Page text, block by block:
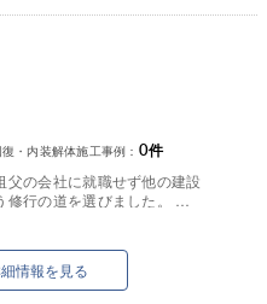
・内装解体施工事例： 0件
父の会社に就職せず他の建設
行の道を選びました。
情報を見る